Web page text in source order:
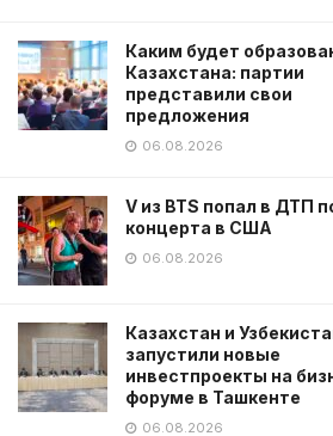
Каким будет
Казахстана: партии
представили свои
предложения
06.08.2026
V из BTS попал в ДТП
концерта в США
06.08.2026
Казахстан и
запустили новые
инвестпроекты на
форуме в Ташкенте
06.08.2026